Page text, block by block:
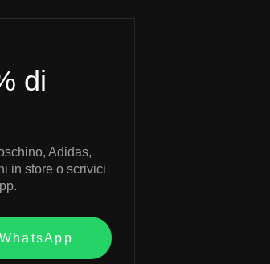
di
Adidas,
in store o scrivici